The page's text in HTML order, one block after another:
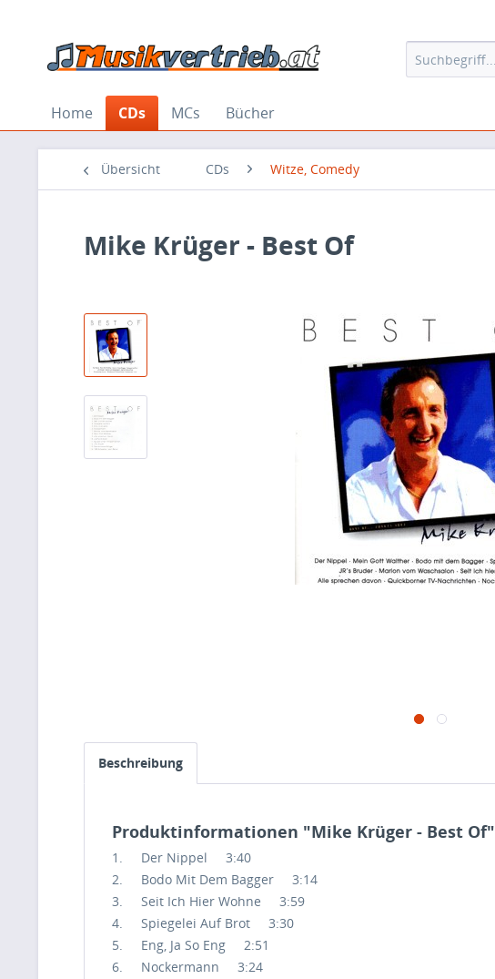
Home CDs MCs Bücher
Übersicht CDs Witze, Comedy
Mike Krüger - Best Of
Beschreibung
Produktinformationen "Mike Krüger - Best Of"
1. Der Nippel 3:40
2. Bodo Mit Dem Bagger 3:14
3. Seit Ich Hier Wohne 3:59
4. Spiegelei Auf Brot 3:30
5. Eng, Ja So Eng 2:51
6. Nockermann 3:24